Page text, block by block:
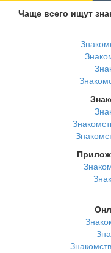
Чаще всего ищут